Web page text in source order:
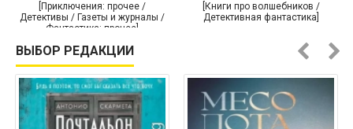
[Приключения: прочее /
Детективы / Газеты и журналы /
Фантастика: прочее]
[Книги про волшебников /
Детективная фантастика]
ВЫБОР РЕДАКЦИИ